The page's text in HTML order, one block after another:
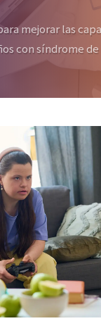
mejorar las
con síndrome